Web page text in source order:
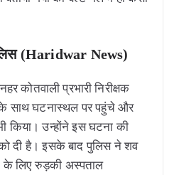
(Haridwar News)
कोतवाली प्रभारी निरीक्षक
साथ घटनास्थल पर पहुंचे और
किया। उन्होंने इस घटना की
दी है। इसके बाद पुलिस ने शव
के लिए रुड़की अस्पताल